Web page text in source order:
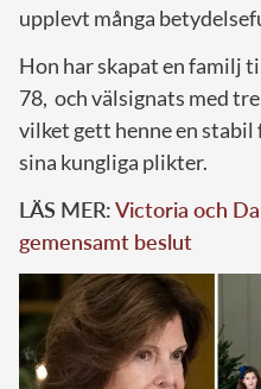
upplevt många
Hon har skapat en familj
78, och välsignats med
vilket gett henne en
sina kungliga plikter.
LÄS MER:Victoria och
gemensamt beslut